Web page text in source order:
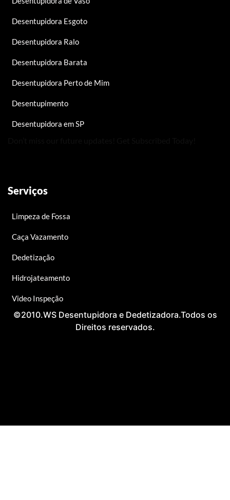
Desentupidora Esgoto
Desentupidora Ralo
Desentupidora Barata
Desentupidora Perto de Mim
Desentupimento
Desentupidora em SP
Serviços
Limpeza de Fossa
Caça Vazamento
Dedetização
Hidrojateamento
Video Inspeção
©2010.WS Desentupidora e Dedetizadora.Todos os
Direitos reservados.